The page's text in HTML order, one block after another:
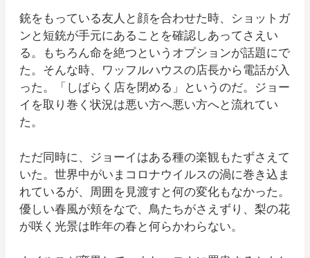
銃をもっている友人と顔を合わせた時、ショットガ
ンと短銃が手元にあることを確認しあってさえい
る。もちろん命を絶つというオプションが話題にで
た。そんな時、ワッフルハウスの店長から電話が入
った。「しばらく店を閉める」というのだ。ジョー
イを取り巻く状況は悪い方へ悪い方へと流れてい
た。
ただ同時に、ジョーイはある種の楽観もたずさえて
いた。世界中がいまコロナウイルスの渦に巻き込ま
れているが、周囲を見渡すと何の変化もなかった。
優しい春風が頬をなで、鳥たちがさえずり、梨の花
が咲く光景は昨年の春と何らかわらない。